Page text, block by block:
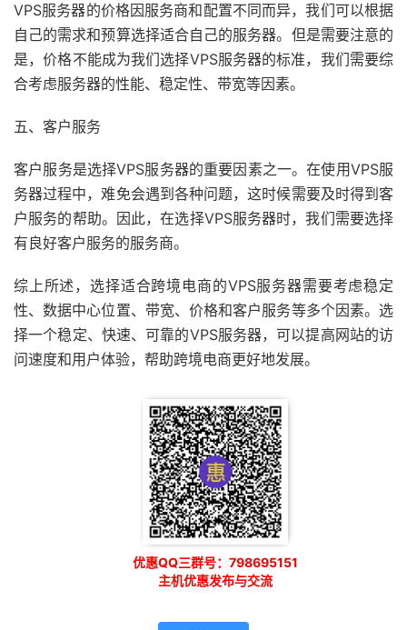
VPS服务器的价格因服务商和配置不同而异，我们可以根据
自己的需求和预算选择适合自己的服务器。但是需要注意的
是，价格不能成为我们选择VPS服务器的标准，我们需要综
合考虑服务器的性能、稳定性、带宽等因素。
五、客户服务
客户服务是选择VPS服务器的重要因素之一。在使用VPS服
务器过程中，难免会遇到各种问题，这时候需要及时得到客
户服务的帮助。因此，在选择VPS服务器时，我们需要选择
有良好客户服务的服务商。
综上所述，选择适合跨境电商的VPS服务器需要考虑稳定
性、数据中心位置、带宽、价格和客户服务等多个因素。选
择一个稳定、快速、可靠的VPS服务器，可以提高网站的访
问速度和用户体验，帮助跨境电商更好地发展。
优惠QQ三群号：798695151
主机优惠发布与交流